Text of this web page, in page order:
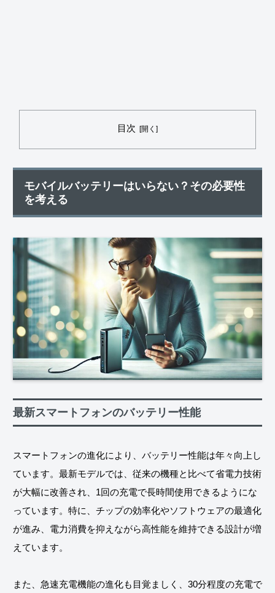
目次
モバイルバッテリーはいらない？その必要性
を考える
最新スマートフォンのバッテリー性能
スマートフォンの進化により、バッテリー性能は年々向上し
ています。最新モデルでは、従来の機種と比べて省電力技術
が大幅に改善され、1回の充電で長時間使用できるようにな
っています。特に、チップの効率化やソフトウェアの最適化
が進み、電力消費を抑えながら高性能を維持できる設計が増
えています。
また、急速充電機能の進化も目覚ましく、30分程度の充電で